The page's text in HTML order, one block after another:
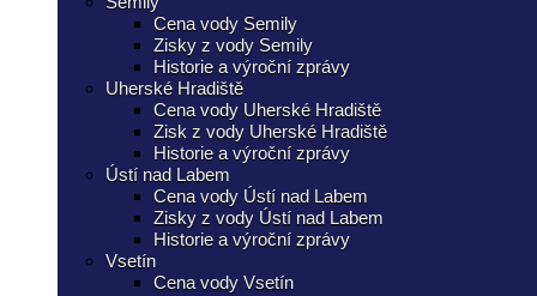
Cena vody Semily
Zisky z vody Semily
Historie a výroční zprávy
Uherské Hradiště
Cena vody Uherské Hradiště
Zisk z vody Uherské Hradiště
Historie a výroční zprávy
Ústí nad Labem
Cena vody Ústí nad Labem
Zisky z vody Ústí nad Labem
Historie a výroční zprávy
Vsetín
Cena vody Vsetín